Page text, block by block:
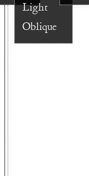
Light
Oblique